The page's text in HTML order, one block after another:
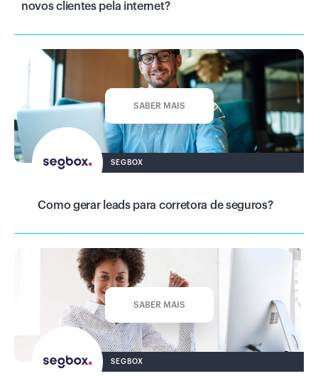
novos clientes pela internet?
SEGBOX
SABER MAIS
Como gerar leads para corretora de seguros?
SEGBOX
SABER MAIS